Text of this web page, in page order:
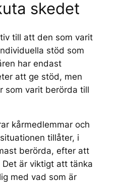
skedet
till att den som varit
stöd som
har endast
att ge stöd, men
som varit berörda till
kårmedlemmar och
tillåter, i
berörda, efter att
är viktigt att tänka
med vad som är